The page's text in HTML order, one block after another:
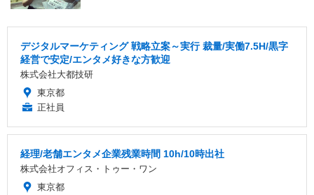
デジタルマーケティング 戦略立案～実行 裁量/実働7.5H/黒字
経営で安定/エンタメ好きな方歓迎
株式会社大都技研
東京都
正社員
経理/老舗エンタメ企業残業時間 10h/10時出社
株式会社オフィス・トゥー・ワン
東京都